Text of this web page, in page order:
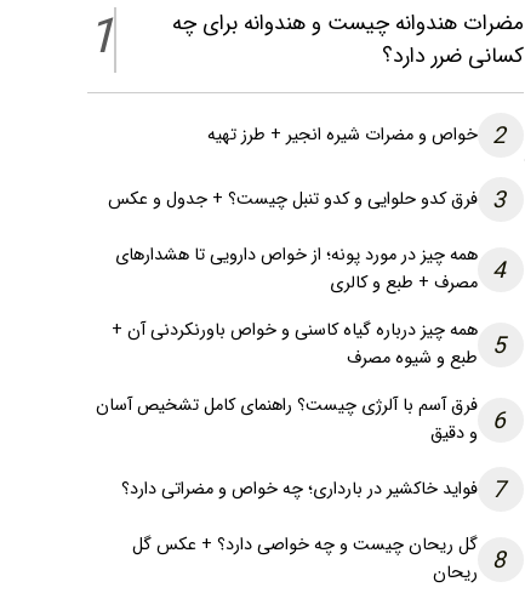
مضرات هندوانه چیست و هندوانه برای چه
کسانی ضرر دارد؟
1
2 خواص و مضرات شیره انجیر + طرز تهیه
3 فرق کدو حلوایی و کدو تنبل چیست؟ + جدول و عکس
4 همه چیز در مورد پونه؛ از خواص دارویی تا هشدارهای
مصرف + طبع و کالری
5
همه چیز درباره گیاه کاسنی و خواص باورنکردنی آن +
طبع و شیوه مصرف
6
فرق آسم با آلرژی چیست؟ راهنمای کامل تشخیص آسان
و دقیق
7 فواید خاکشیر در بارداری؛ چه خواص و مضراتی دارد؟
8 گل ریحان چیست و چه خواصی دارد؟ + عکس گل
ریحان